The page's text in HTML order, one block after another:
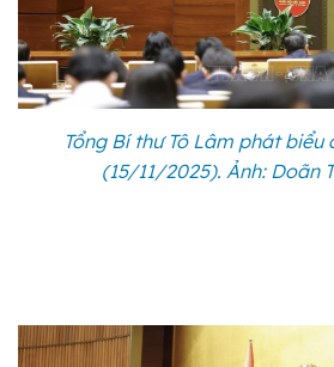
Tổng Bí thư Tô Lâm phát biểu
(15/11/2025). Ảnh: Doãn